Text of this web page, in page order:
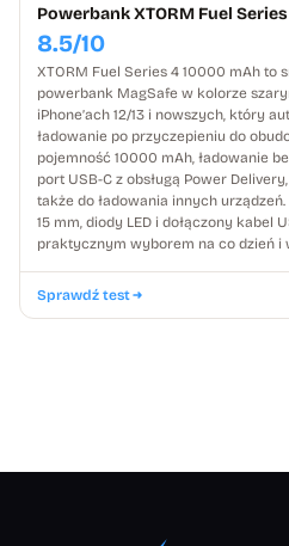
Powerbank XTORM Fuel
8.5/10
XTORM Fuel Series 4 10000 mAh to
powerbank MagSafe w kolorze
iPhone’ach 12/13 i nowszych, który
ładowanie po przyczepieniu do
pojemność 10000 mAh, ładowanie
port USB-C z obsługą Power
także do ładowania innych
15 mm, diody LED i dołączony kabel
praktycznym wyborem na co dzień i
Sprawdź test